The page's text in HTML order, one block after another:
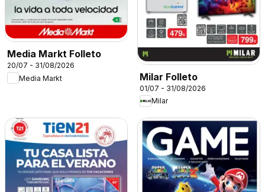
Media Markt Folleto
20/07 - 31/08/2026
Media Markt
Milar Folleto
01/07 - 31/08/2026
Milar